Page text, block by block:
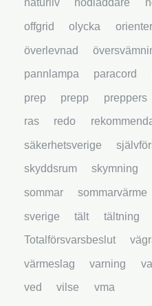
naturliv nödladdare
offgrid olycka
överlevnad
pannlampa paracord
prep prepp preppers
ras redo
säkerhetsverige
skyddsrum skymning
sommar sommarvärme
sverige tält tältning
Totalförsvarsbeslut
värmeslag varning
ved vilse vma